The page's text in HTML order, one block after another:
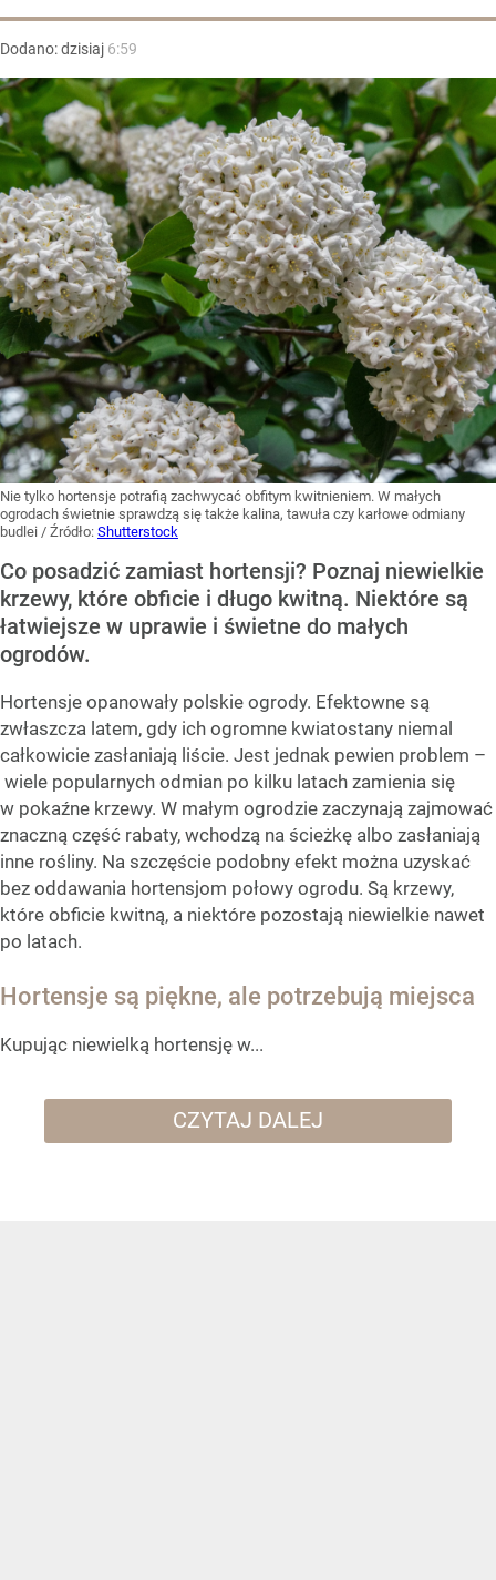
Dodano:dzisiaj 6:59
Nie tylko hortensje potrafią zachwycać obfitym kwitnieniem. W małych
ogrodach świetnie sprawdzą się także kalina, tawuła czy karłowe odmiany
budlei / Źródło: Shutterstock
Co posadzić zamiast hortensji? Poznaj niewielkie
krzewy, które obficie i długo kwitną. Niektóre są
łatwiejsze w uprawie i świetne do małych
ogrodów.
Hortensje opanowały polskie ogrody. Efektowne są
zwłaszcza latem, gdy ich ogromne kwiatostany niemal
całkowicie zasłaniają liście. Jest jednak pewien problem –
wiele popularnych odmian po kilku latach zamienia się
w pokaźne krzewy. W małym ogrodzie zaczynają zajmować
znaczną część rabaty, wchodzą na ścieżkę albo zasłaniają
inne rośliny. Na szczęście podobny efekt można uzyskać
bez oddawania hortensjom połowy ogrodu. Są krzewy,
które obficie kwitną, a niektóre pozostają niewielkie nawet
po latach.
Hortensje są piękne, ale potrzebują miejsca
Kupując niewielką hortensję w...
CZYTAJ DALEJ